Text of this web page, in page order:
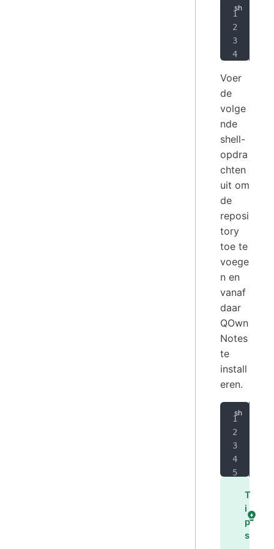
Voer
de
volge
nde
shell-
opdra
chten
uit om
de
reposi
tory
toe te
voege
n en
vanaf
daar
QOwn
Notes
te
install
eren.
T
i
p
s